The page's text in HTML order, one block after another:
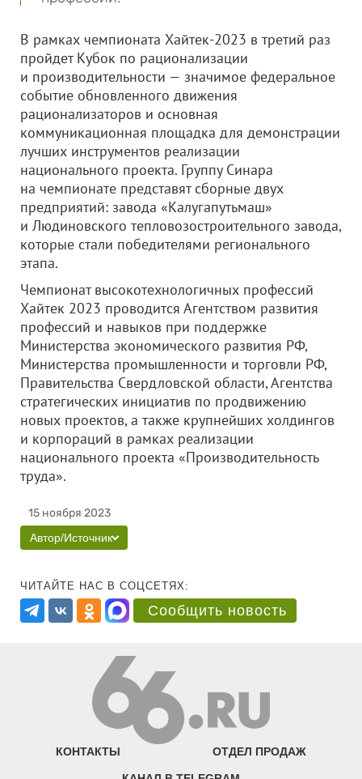
В рамках чемпионата Хайтек-2023 в третий раз
пройдет Кубок по рационализации
и производительности — значимое федеральное
событие обновленного движения
рационализаторов и основная
коммуникационная площадка для демонстрации
лучших инструментов реализации
национального проекта. Группу Синара
на чемпионате представят сборные двух
предприятий: завода «Калугапутьмаш»
и Людиновского тепловозостроительного завода,
которые стали победителями регионального
этапа.
Чемпионат высокотехнологичных профессий
Хайтек 2023 проводится Агентством развития
профессий и навыков при поддержке
Министерства экономического развития РФ,
Министерства промышленности и торговли РФ,
Правительства Свердловской области, Агентства
стратегических инициатив по продвижению
новых проектов, а также крупнейших холдингов
и корпораций в рамках реализации
национального проекта «Производительность
труда».
15 ноября 2023
Автор/Источник
ЧИТАЙТЕ НАС В СОЦСЕТЯХ:
Сообщить новость
КОНТАКТЫ ОТДЕЛ ПРОДАЖ